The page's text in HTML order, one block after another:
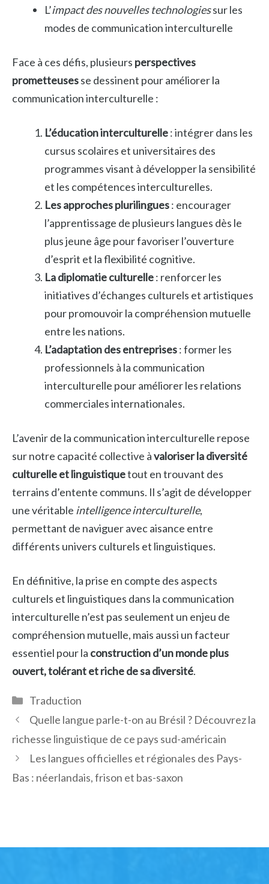
L’impact des nouvelles technologiessur les
modes de communication interculturelle
Face à ces défis, plusieurs perspectives
prometteusesse dessinent pour améliorer la
communication interculturelle :
L’éducation interculturelle: intégrer dans les
cursus scolaires et universitaires des
programmes visant à développer la sensibilité
et les compétences interculturelles.
Les approches plurilingues: encourager
l’apprentissage de plusieurs langues dès le
plus jeune âge pour favoriser l’ouverture
d’esprit et la flexibilité cognitive.
La diplomatie culturelle: renforcer les
initiatives d’échanges culturels et artistiques
pour promouvoir la compréhension mutuelle
entre les nations.
L’adaptation des entreprises: former les
professionnels à la communication
interculturelle pour améliorer les relations
commerciales internationales.
L’avenir de la communication interculturelle repose
sur notre capacité collective àvaloriser la diversité
culturelle et linguistiquetout en trouvant des
terrains d’entente communs. Il s’agit de développer
une véritable intelligence interculturelle,
permettant de naviguer avec aisance entre
différents univers culturels et linguistiques.
En définitive, la prise en compte des aspects
culturels et linguistiques dans la communication
interculturelle n’est pas seulement un enjeu de
compréhension mutuelle, mais aussi un facteur
essentiel pour la construction d’un monde plus
ouvert, tolérant et riche de sa diversité.
Catégories
Traduction
Quelle langue parle-t-on au Brésil ? Découvrez la
richesse linguistique de ce pays sud-américain
Les langues officielles et régionales des Pays-
Bas : néerlandais, frison et bas-saxon